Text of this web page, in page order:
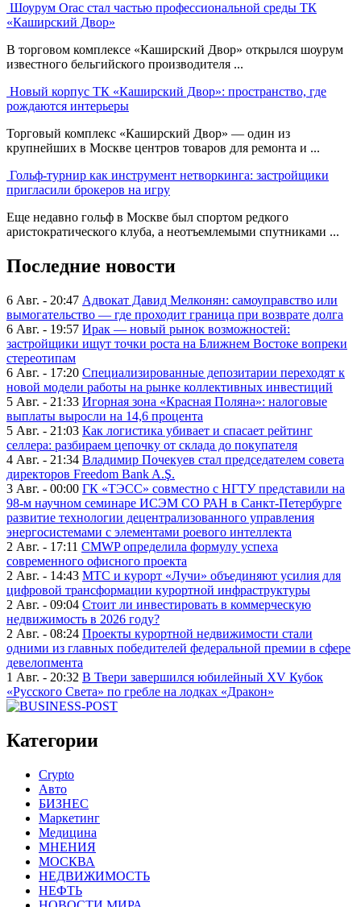
Шоурум Orac стал частью профессиональной среды ТК
«Каширский Двор»
В торговом комплексе «Каширский Двор» открылся шоурум
известного бельгийского производителя ...
Новый корпус ТК «Каширский Двор»: пространство, где
рождаются интерьеры
Торговый комплекс «Каширский Двор» — один из
крупнейших в Москве центров товаров для ремонта и ...
Гольф-турнир как инструмент нетворкинга: застройщики
пригласили брокеров на игру
Еще недавно гольф в Москве был спортом редкого
аристократического клуба, а неотъемлемыми спутниками ...
Последние новости
6 Авг. - 20:47 Адвокат Давид Мелконян: самоуправство или
вымогательство — где проходит граница при возврате долга
6 Авг. - 19:57 Ирак — новый рынок возможностей:
застройщики ищут точки роста на Ближнем Востоке вопреки
стереотипам
6 Авг. - 17:20 Специализированные депозитарии переходят к
новой модели работы на рынке коллективных инвестиций
5 Авг. - 21:33 Игорная зона «Красная Поляна»: налоговые
выплаты выросли на 14,6 процента
5 Авг. - 21:03 Как логистика убивает и спасает рейтинг
селлера: разбираем цепочку от склада до покупателя
4 Авг. - 21:34 Владимир Почекуев стал председателем совета
директоров Freedom Bank A.Ş.
3 Авг. - 00:00 ГК «ТЭСС» совместно с НГТУ представили на
98-м научном семинаре ИСЭМ СО РАН в Санкт-Петербурге
развитие технологии децентрализованного управления
энергосистемами с элементами роевого интеллекта
2 Авг. - 17:11 CMWP определила формулу успеха
современного офисного проекта
2 Авг. - 14:43 МТС и курорт «Лучи» объединяют усилия для
цифровой трансформации курортной инфраструктуры
2 Авг. - 09:04 Стоит ли инвестировать в коммерческую
недвижимость в 2026 году?
2 Авг. - 08:24 Проекты курортной недвижимости стали
одними из главных победителей федеральной премии в сфере
девелопмента
1 Авг. - 20:32 В Твери завершился юбилейный XV Кубок
«Русского Света» по гребле на лодках «Дракон»
Категории
Crypto
Авто
БИЗНЕС
Маркетинг
Медицина
МНЕНИЯ
МОСКВА
НЕДВИЖИМОСТЬ
НЕФТЬ